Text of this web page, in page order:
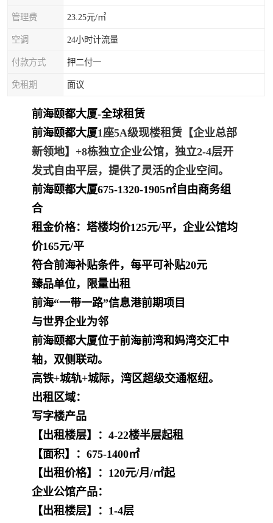
管理费 23.25元/㎡
空调 24小时计流量
付款方式 押二付一
免租期 面议
前海颐都大厦-全球租赁
前海颐都大厦1座5A级现楼租赁【企业总部
新领地】+8栋独立企业公馆，独立2-4层开
发式自由平层，提供了灵活的企业空间。
前海颐都大厦675-1320-1905㎡自由商务组
合
租金价格：塔楼均价125元/平，企业公馆均
价165元/平
符合前海补贴条件，每平可补贴20元
臻品单位，限量出租
前海“一带一路”信息港前期项目
与世界企业为邻
前海颐都大厦位于前海前湾和妈湾交汇中
轴，双侧联动。
高铁+城轨+城际，湾区超级交通枢纽。
出租区域：
写字楼产品
【出租楼层】：4-22楼半层起租
【面积】：675-1400㎡
【出租价格】：120元/月/㎡起
企业公馆产品：
【出租楼层】：1-4层
龙华观澜